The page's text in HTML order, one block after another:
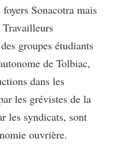
Sonacotra mais
Travailleurs
groupes étudiants
de Tolbiac,
dans les
les grévistes de la
les syndicats, sont
ouvrière.